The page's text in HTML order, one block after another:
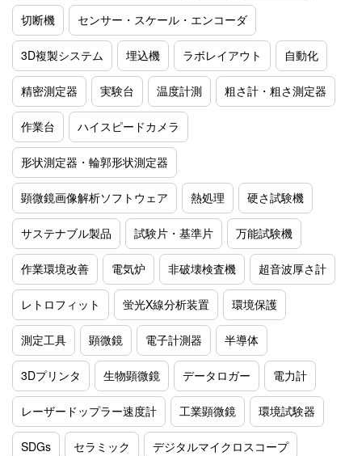
切断機 センサー・スケール・エンコーダ
3D複製システム 埋込機 ラボレイアウト 自動化
精密測定器 実験台 温度計測 粗さ計・粗さ測定器
作業台 ハイスピードカメラ
形状測定器・輪郭形状測定器
顕微鏡画像解析ソフトウェア 熱処理 硬さ試験機
サステナブル製品 試験片・基準片 万能試験機
作業環境改善 電気炉 非破壊検査機 超音波厚さ計
レトロフィット 蛍光X線分析装置 環境保護
測定工具 顕微鏡 電子計測器 半導体
3Dプリンタ 生物顕微鏡 データロガー 電力計
レーザードップラー速度計 工業顕微鏡 環境試験器
SDGs セラミック デジタルマイクロスコープ